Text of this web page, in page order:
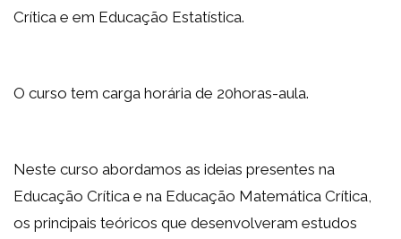
Crítica e em Educação Estatística.
O curso tem carga horária de 20horas-aula.
Neste curso abordamos as ideias presentes na
Educação Crítica e na Educação Matemática Crítica,
os principais teóricos que desenvolveram estudos